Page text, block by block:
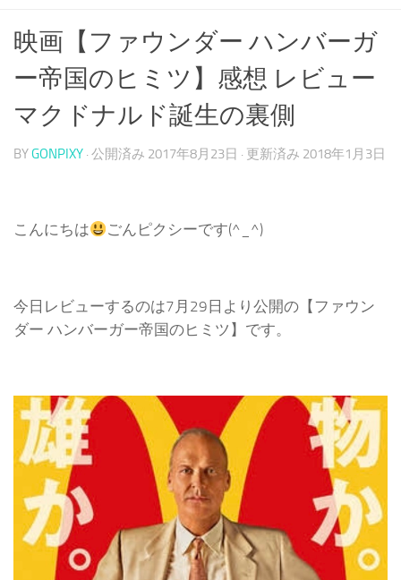
映画【ファウンダー ハンバーガ
ー帝国のヒミツ】感想 レビュー
マクドナルド誕生の裏側
BYGONPIXY · 公開済み 2017年8月23日 · 更新済み 2018年1月3日
こんにちは ごんピクシーです(^_^)
今日レビューするのは7月29日より公開の【ファウン
ダー ハンバーガー帝国のヒミツ】です。